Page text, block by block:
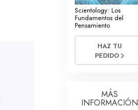
Respuestas a las Drogas
Herramientas para el Entorno Laboral
La Causa de la Supresión
Scientology: Los
Fundamentos del
Pensamiento
HAZ TU
PEDIDO
MÁS
INFORMACIÓN